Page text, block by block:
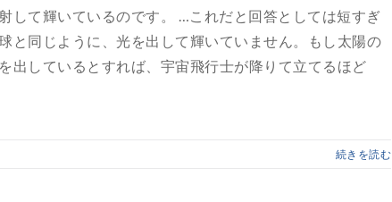
して輝いているのです。 …これだと回答としては短すぎ
と同じように、光を出して輝いていません。もし太陽の
出しているとすれば、宇宙飛行士が降りて立てるほど
続きを読む